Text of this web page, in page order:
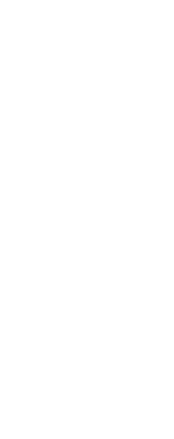
محراب
تحكي
اللوز
،كم
خلف
من
.. كل